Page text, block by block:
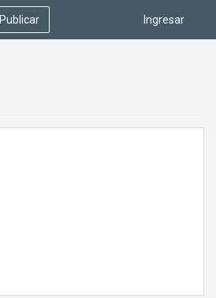
Ingresar
Publicar